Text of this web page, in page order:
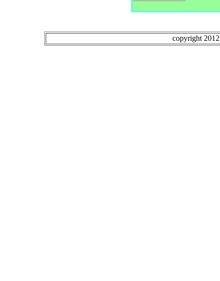
Загадки про бруснику (1)
Загадки про бублик (2)
copyright